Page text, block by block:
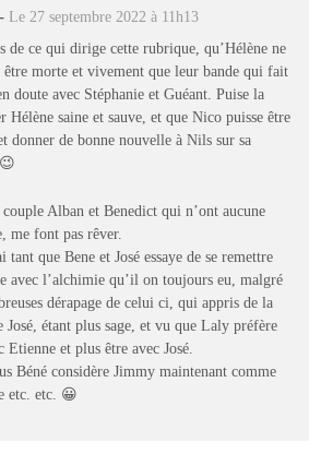
- Le 27 septembre 2022 à 11h13
de ce qui dirige cette rubrique, qu’Hélène ne
être morte et vivement que leur bande qui fait
doute avec Stéphanie et Guéant. Puise la
Hélène saine et sauve, et que Nico puisse être
donner de bonne nouvelle à Nils sur sa
couple Alban et Benedict qui n’ont aucune
me font pas rêver.
tant que Bene et José essaye de se remettre
avec l’alchimie qu’il on toujours eu, malgré
dérapage de celui ci, qui appris de la
José, étant plus sage, et vu que Laly préfère
Etienne et plus être avec José.
Béné considère Jimmy maintenant comme
etc. etc. 😀